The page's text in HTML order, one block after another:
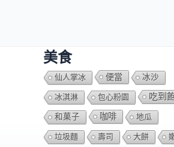
美食
仙人掌冰 便當 冰沙
冰淇淋 包心粉園 吃到
和菓子 咖啡 地瓜
垃圾麵 壽司 大餅